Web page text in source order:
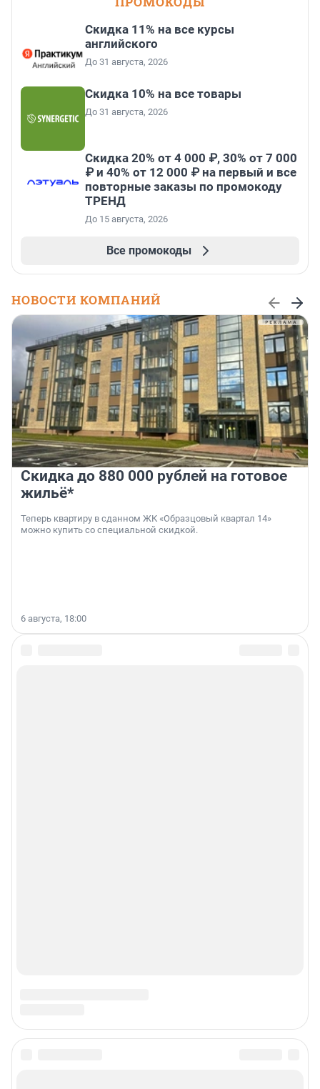
Скидка 11% на все курсы
английского
До 31 августа, 2026
Скидка 10% на все товары
До 31 августа, 2026
Скидка 20% от 4 000 ₽, 30% от 7 000
₽ и 40% от 12 000 ₽ на первый и все
повторные заказы по промокоду
ТРЕНД
До 15 августа, 2026
Все промокоды
НОВОСТИ КОМПАНИЙ
Скидка до 880 000 рублей на готовое
жильё*
Теперь квартиру в сданном ЖК «Образцовый квартал 14»
можно купить со специальной скидкой.
6 августа, 18:00